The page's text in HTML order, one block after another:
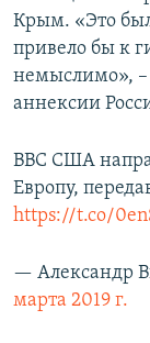
Крым. «Это
привело бы к
немыслимо», –
аннексии
ВВС США
Европу,
https://t.co/
— Александр
марта 2019 г.